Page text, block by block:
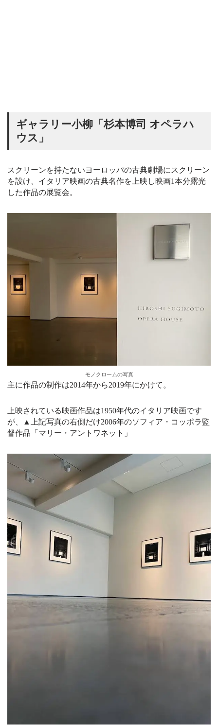
ギャラリー小柳「杉本博司 オペラハ
ウス」
スクリーンを持たないヨーロッパの古典劇場にスクリーン
を設け、イタリア映画の古典名作を上映し映画1本分露光
した作品の展覧会。
モノクロームの写真
主に作品の制作は2014年から2019年にかけて。
上映されている映画作品は1950年代のイタリア映画です
が、▲上記写真の右側だけ2006年のソフィア・コッポラ監
督作品「マリー・アントワネット」